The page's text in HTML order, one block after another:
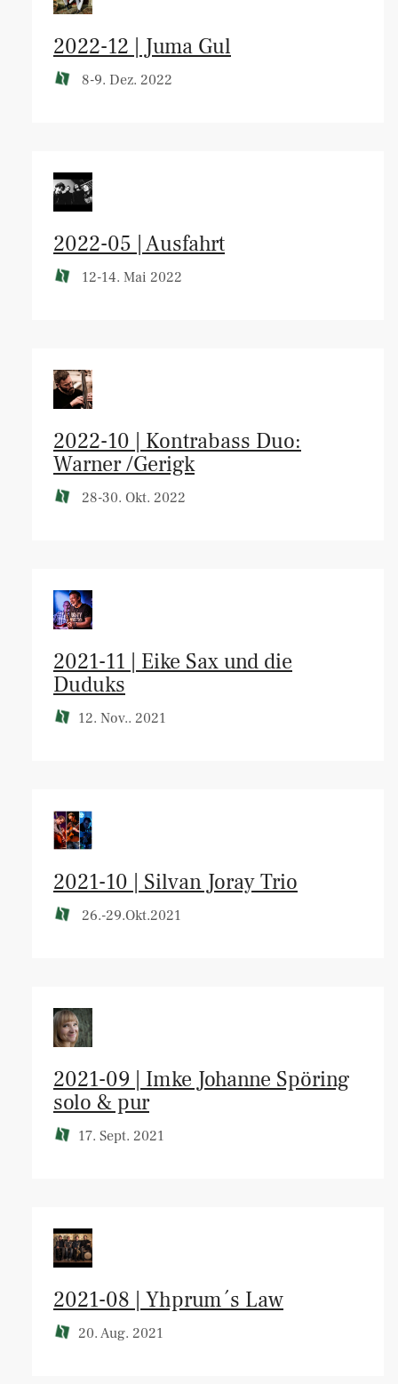
2022-12 | Juma Gul
8-9. Dez. 2022
2022-05 | Ausfahrt
12-14. Mai 2022
2022-10 | Kontrabass Duo:
Warner /Gerigk
28-30. Okt. 2022
2021-11 | Eike Sax und die
Duduks
12. Nov.. 2021
2021-10 | Silvan Joray Trio
26.-29.Okt.2021
2021-09 | Imke Johanne Spöring
solo & pur
17. Sept. 2021
2021-08 | Yhprum´s Law
20. Aug. 2021